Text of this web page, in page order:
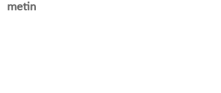
metin